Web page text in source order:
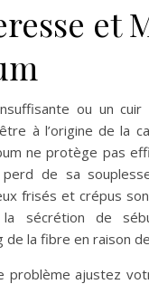
et
ou un cuir
à l’origine de la
ne protège pas
perd de sa
frisés et crépus
la sécrétion de
de la fibre en raison
problème ajustez